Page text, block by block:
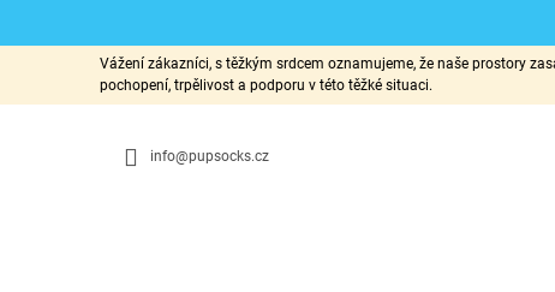
Vážení zákazníci, s těžkým srdcem oznamujeme, že naše prostory
pochopení, trpělivost a podporu v této těžké situaci.
info@pupsocks.cz
ZPĚT
ZPĚT